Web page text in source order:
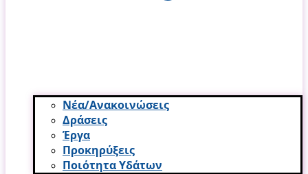
Νέα/Ανακοινώσεις
Δράσεις
Έργα
Προκηρύξεις
Ποιότητα Υδάτων